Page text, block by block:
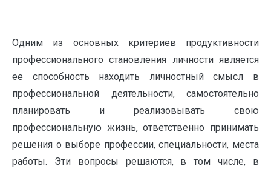
Одним из основных критериев продуктивности
профессионального становления личности является
ее способность находить личностный смысл в
профессиональной деятельности, самостоятельно
планировать и реализовывать свою
профессиональную жизнь, ответственно принимать
решения о выборе профессии, специальности, места
работы. Эти вопросы решаются, в том числе, в